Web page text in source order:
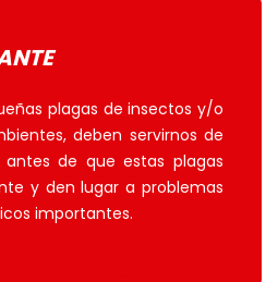
plagas de insectos y/o
deben servirnos de
de que estas plagas
y den lugar a problemas
importantes.